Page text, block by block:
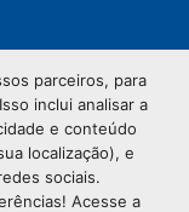
parceiros, para
inclui analisar a
e conteúdo
localização), e
sociais.
Acesse a